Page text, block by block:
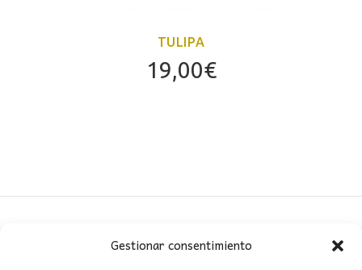
Gestionar consentimiento
TULIPA
19,00€